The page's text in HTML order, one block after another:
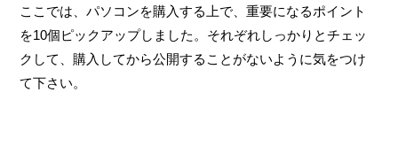
ここでは、パソコンを購入する上で、重要になるポイント
を10個ピックアップしました。それぞれしっかりとチェッ
クして、購入してから公開することがないように気をつけ
て下さい。